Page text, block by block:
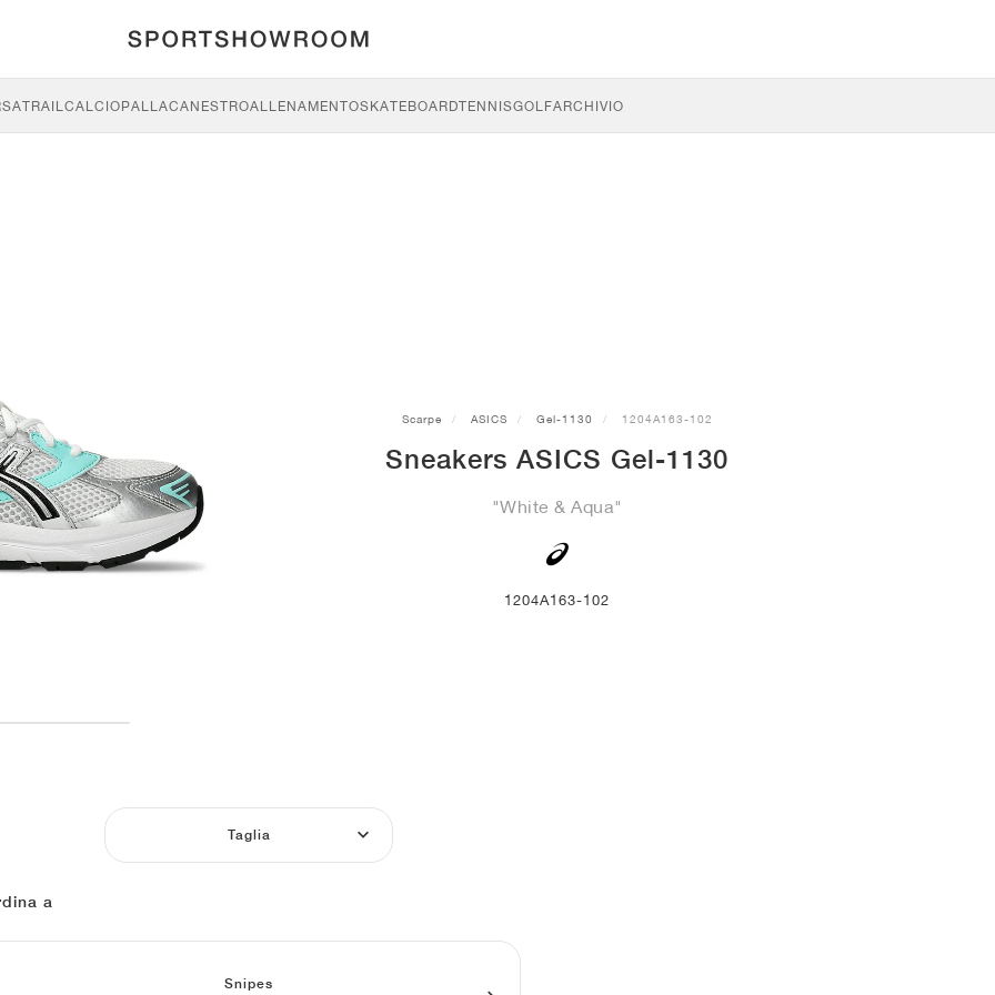
TRAILCALCIOPALLACANESTROALLENAMENTOSKATEBOARDTENNISGOLFARCHIVIO
Scarpe ASICS Gel-1130 1204A163-102
Sneakers ASICS Gel-1130
"White & Aqua"
1204A163-102
Taglia
a
Snipes